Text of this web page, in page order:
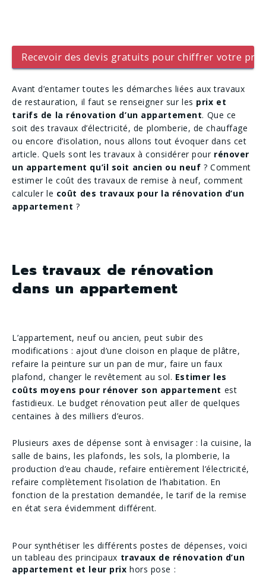
Recevoir des devis gratuits pour chiffrer votre
Avant d’entamer toutes les démarches liées aux travaux
de restauration, il faut se renseigner sur les prix et
tarifs de la rénovation d’un appartement. Que ce
soit des travaux d’électricité, de plomberie, de chauffage
ou encore d’isolation, nous allons tout évoquer dans cet
article. Quels sont les travaux à considérer pour rénover
un appartement qu’il soit ancien ou neuf ? Comment
estimer le coût des travaux de remise à neuf, comment
calculer le coût des travaux pour la rénovation d’un
appartement ?
Les travaux de rénovation
dans un appartement
L’appartement, neuf ou ancien, peut subir des
modifications : ajout d’une cloison en plaque de plâtre,
refaire la peinture sur un pan de mur, faire un faux
plafond, changer le revêtement au sol. Estimer les
coûts moyens pour rénover son appartement est
fastidieux. Le budget rénovation peut aller de quelques
centaines à des milliers d’euros.
Plusieurs axes de dépense​ sont à envisager : la cuisine, la
salle de bains, les plafonds, les sols, la plomberie, la
production d’eau chaude, refaire entièrement l’électricité,
refaire complètement l’isolation de l’habitation. En
fonction de la prestation demandée, le tarif de la remise
en état sera évidemment différent.
Pour synthétiser les différents postes de dépenses, voici
un tableau des principaux travaux de rénovation d’un
appartement et leur prix hors pose :